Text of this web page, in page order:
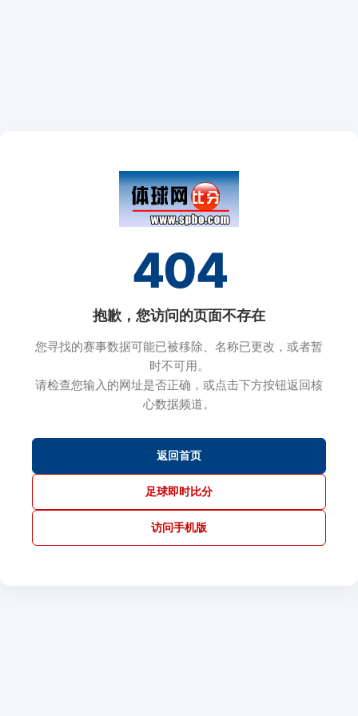
404
抱歉，您访问的页面不存在
您寻找的赛事数据可能已被移除、名称已更改，或者暂
时不可用。
请检查您输入的网址是否正确，或点击下方按钮返回核
心数据频道。
返回首页
足球即时比分
访问手机版